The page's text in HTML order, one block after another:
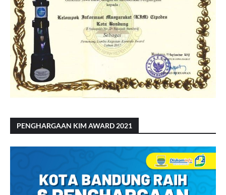
PENGHARGAAN KIM AWARD 2021